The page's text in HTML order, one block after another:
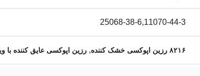
25068-38-6,11070-44-3
۸۲۱۶ رزین اپوکسی خشک کننده , رزین اپوکسی عایق کننده با